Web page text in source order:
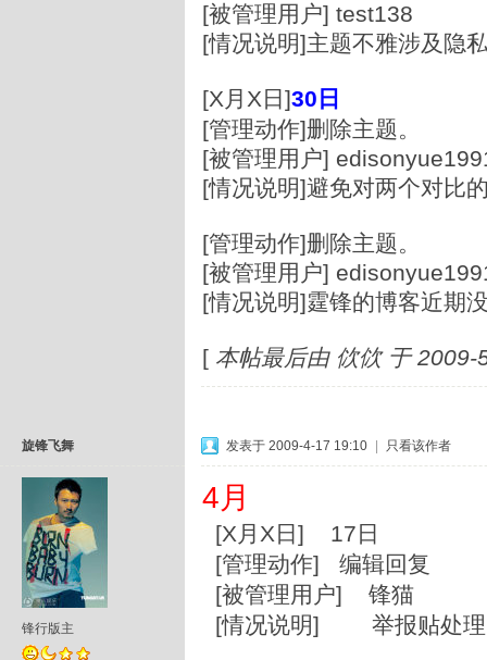
[被管理用户] test138
[情况说明]主题不雅涉及隐
[X月X日]30 日
[管理动作]删除主题。
[被管理用户]
[情况说明]避免对两个对比
[管理动作]删除主题。
[被管理用户]
[情况说明]霆锋的博客近期
[ 本帖最后由 佽佽 于
旋锋飞舞
锋行版主
发表于 2009-4-17 19:10 只看该作者
4月
[X月X日] 17日
[管理动作] 编辑回复
[被管理用户] 锋猫
[情况说明] 举报贴处理